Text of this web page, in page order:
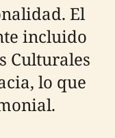
El
incluido
Culturales
lo que